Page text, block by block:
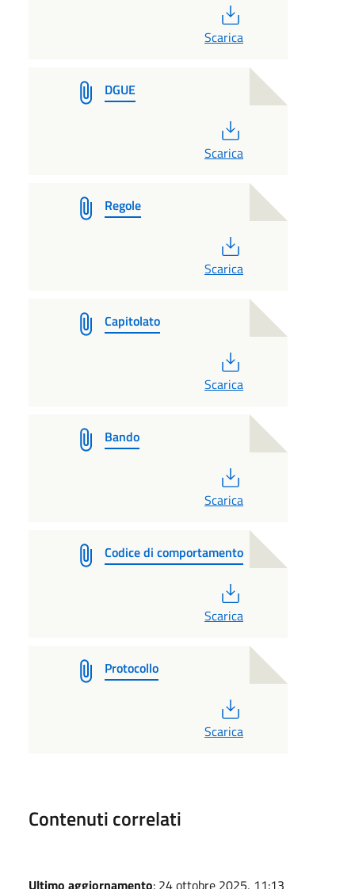
Scarica
DGUE
Scarica
Regole
Scarica
Capitolato
Scarica
Bando
Scarica
Codice di comportamento
Scarica
Protocollo
Scarica
Contenuti correlati
Ultimo aggiornamento: 24 ottobre 2025, 11:13